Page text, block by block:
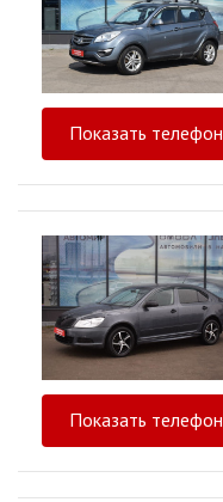
Показать телефон
Показать телефон